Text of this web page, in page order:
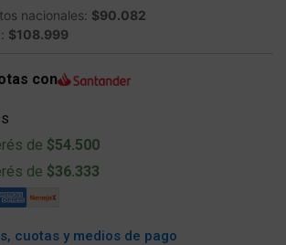
nacionales: $90.082
$108.999
con
de $54.500
de $36.333
cuotas y medios de pago